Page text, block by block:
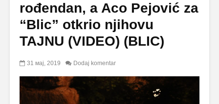
rođendan, a Aco Pejović za
“Blic” otkrio njihovu
TAJNU (VIDEO) (BLIC)
31 мај, 2019 Dodaj komentar